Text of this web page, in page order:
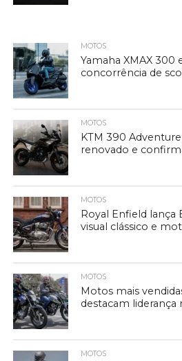
MOTOS
Yamaha XMAX 300
concorrência de
MOTOS
KTM 390
renovado e
MOTOS
Royal Enfield lança
visual clássico e
MOTOS
Motos mais
destacam liderança
MOTOS